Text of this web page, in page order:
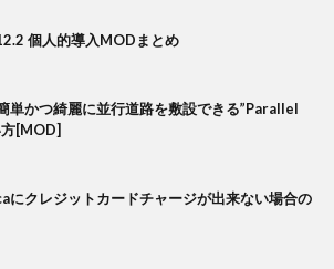
個人的導入MODまとめ
かつ綺麗に並行道路を敷設できる”Parallel
[MOD]
にクレジットカードチャージが出来ない場合の